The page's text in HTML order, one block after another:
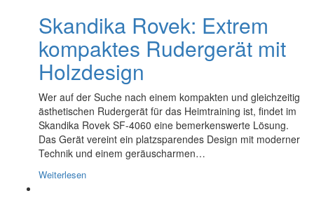
Skandika Rovek: Extrem
kompaktes Rudergerät mit
Holzdesign
Wer auf der Suche nach einem kompakten und gleichzeitig
ästhetischen Rudergerät für das Heimtraining ist, findet im
Skandika Rovek SF-4060 eine bemerkenswerte Lösung.
Das Gerät vereint ein platzsparendes Design mit moderner
Technik und einem geräuscharmen…
Weiterlesen